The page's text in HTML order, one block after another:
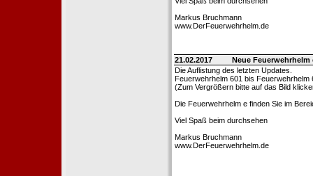
Markus Bruchmann
www.DerFeuerwehrhelm.de
21.02.2017
Neue
Die Auflistung des letzten Updates.
Feuerwehrhelm 601 bis Feuerwehrhelm
(Zum Vergrößern bitte auf das Bild
Die Feuerwehrhelm e finden Sie im
Viel Spaß beim durchsehen
Markus Bruchmann
www.DerFeuerwehrhelm.de